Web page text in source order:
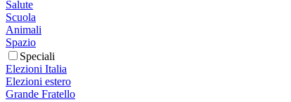
Salute
Scuola
Animali
Spazio
Speciali
Elezioni Italia
Elezioni estero
Grande Fratello